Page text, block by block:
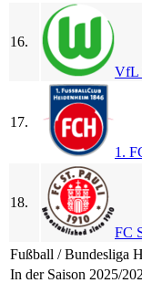
16.
VfL
17.
1.
18.
FC
Fußball / Bundesliga
In der Saison 2025/